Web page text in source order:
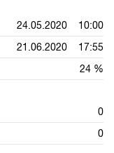
24.05.2020 10:00
21.06.2020 17:55
24 %
0
0